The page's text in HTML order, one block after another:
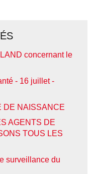
concernant le
- 16 juillet -
DE NAISSANCE
AGENTS DE
TOUS LES
surveillance du